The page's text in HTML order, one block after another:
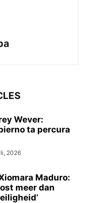
Wever:
ta percura
2026
Maduro:
meer dan